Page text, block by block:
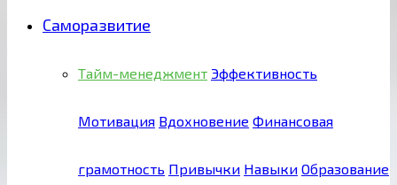
Саморазвитие
Тайм-менеджмент Эффективность
Мотивация Вдохновение Финансовая
грамотность Привычки Навыки Образование